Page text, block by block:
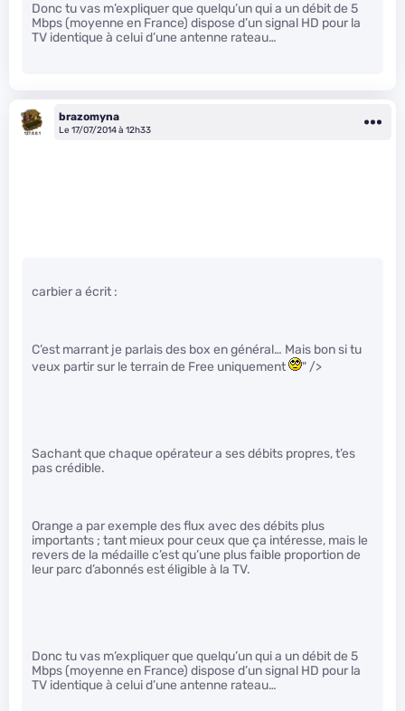
Donc tu vas m’expliquer que quelqu’un qui a un débit de 5
Mbps (moyenne en France) dispose d’un signal HD pour la
TV identique à celui d’une antenne rateau…
brazomyna
Le 17/07/2014 à 12h33
carbier a écrit :
C’est marrant je parlais des box en général… Mais bon si tu
veux partir sur le terrain de Free uniquement
" />
Sachant que chaque opérateur a ses débits propres, t’es
pas crédible.
Orange a par exemple des flux avec des débits plus
importants ; tant mieux pour ceux que ça intéresse, mais le
revers de la médaille c’est qu’une plus faible proportion de
leur parc d’abonnés est éligible à la TV.
Donc tu vas m’expliquer que quelqu’un qui a un débit de 5
Mbps (moyenne en France) dispose d’un signal HD pour la
TV identique à celui d’une antenne rateau…